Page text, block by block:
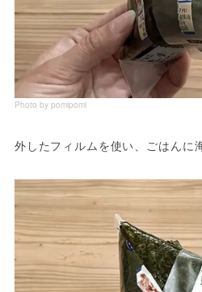
Photo by pomipomi
外したフィルムを使い、ごはんに